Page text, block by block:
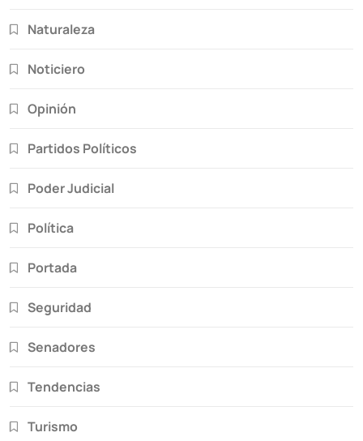
Naturaleza
Noticiero
Opinión
Partidos Políticos
Poder Judicial
Política
Portada
Seguridad
Senadores
Tendencias
Turismo